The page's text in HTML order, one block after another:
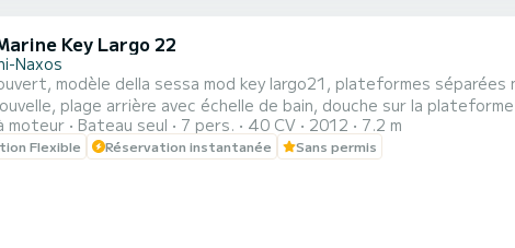
Key Largo 22
Naxos
modèle della sessa mod key largo21, plateformes
plage arrière avec échelle de bain, douche sur la
arrière et avant, table avant, réfrigérateur électrique, GPS,
départ est Giardini Naxos (port de Taormina). Embarquement au
moteur Bateau seul 7 pers. 40 CV 2012 7.2 m
Flexible Réservation instantanée Sans permis